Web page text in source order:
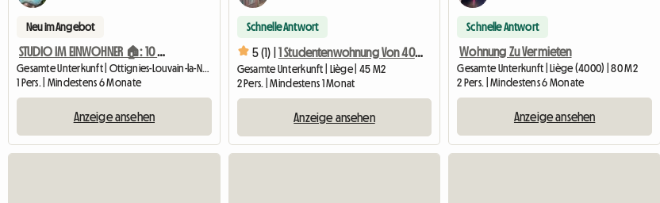
Neu im Angebot
STUDIO IM EINWOHNER 🏠: 10 'From The Center 🌻
Gesamte Unterkunft | Ottignies-Louvain-la-Neuve (1348) | 25 M2
1 Pers. | Mindestens 6 Monate
Anzeige ansehen
Schnelle Antwort
5 (1) | 1 Studentenwohnung Von 40 M 2
Gesamte Unterkunft | Liège | 45 M2
2 Pers. | Mindestens 1 Monat
Anzeige ansehen
Schnelle Antwort
Wohnung Zu Vermieten
Gesamte Unterkunft | Liège (4000) | 80 M2
2 Pers. | Mindestens 6 Monate
Anzeige ansehen